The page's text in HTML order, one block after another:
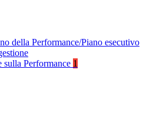
della Performance/Piano esecutivo
sulla Performance 1